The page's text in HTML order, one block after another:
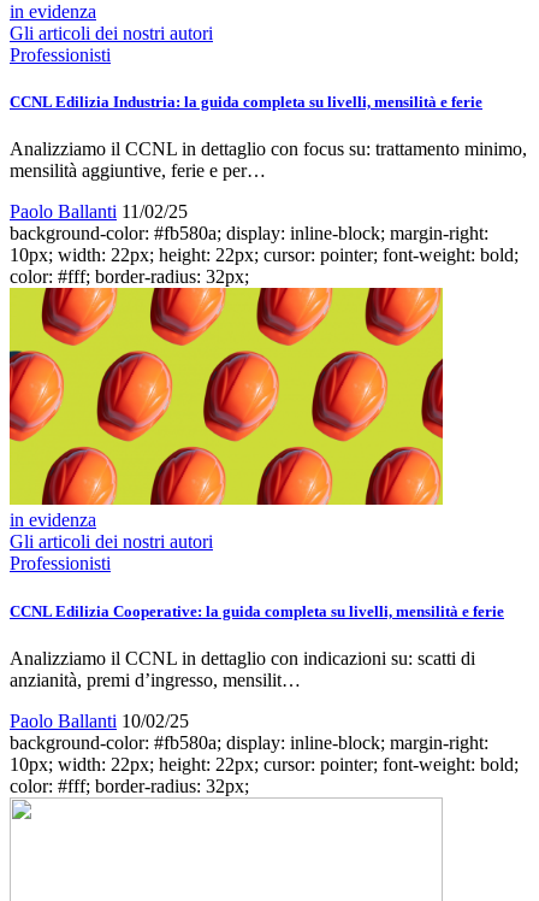
in evidenza
Gli articoli dei nostri autori
Professionisti
CCNL Edilizia Industria: la guida completa su livelli, mensilità e ferie
Analizziamo il CCNL in dettaglio con focus su: trattamento minimo,
mensilità aggiuntive, ferie e per…
Paolo Ballanti 11/02/25
background-color: #fb580a; display: inline-block; margin-right:
10px; width: 22px; height: 22px; cursor: pointer; font-weight: bold;
color: #fff; border-radius: 32px;
in evidenza
Gli articoli dei nostri autori
Professionisti
CCNL Edilizia Cooperative: la guida completa su livelli, mensilità e ferie
Analizziamo il CCNL in dettaglio con indicazioni su: scatti di
anzianità, premi d’ingresso, mensilit…
Paolo Ballanti 10/02/25
background-color: #fb580a; display: inline-block; margin-right:
10px; width: 22px; height: 22px; cursor: pointer; font-weight: bold;
color: #fff; border-radius: 32px;